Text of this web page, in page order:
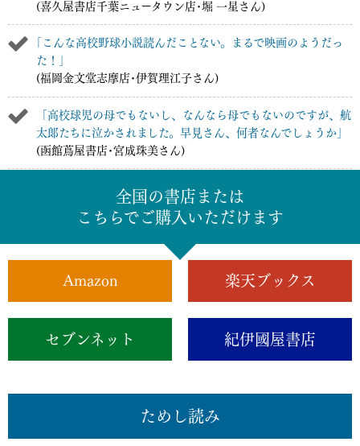
(喜久屋書店千葉ニュータウン店･堀 一星さん)
｢こんな高校野球小説読んだことない。まるで映画のようだっ
た！｣
(福岡金文堂志摩店･伊賀理江子さん)
「高校球児の母でもないし、なんなら母でもないのですが、航
太郞たちに泣かされました。早見さん、何者なんでしょうか」
(函館蔦屋書店･宮成珠美さん)
全国の書店または
こちらでご購入いただけます
Amazon 楽天ブックス
セブンネット 紀伊國屋書店
ためし読み